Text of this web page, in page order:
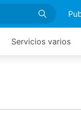
Servicios varios